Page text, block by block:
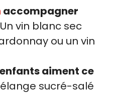
accompagner
Un vin blanc sec
ou un vin
aiment ce
sucré-salé